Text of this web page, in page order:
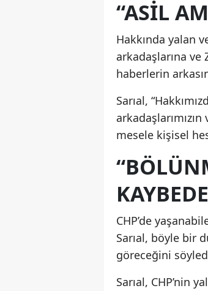
“ASİL
Hakkında yalan
arkadaşlarına
haberlerin
Sarıal,
mesele kişisel
CHP’de
Sarıal, böyle bir
göreceğini
Sarıal, CHP’nin